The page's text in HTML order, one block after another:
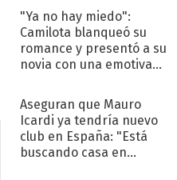
"Traidora"
"Ya no hay miedo":
Camilota blanqueó su
romance y presentó a su
novia con una emotiva
Aseguran que Mauro
Icardi ya tendría nuevo
club en España: "Está
buscando casa en